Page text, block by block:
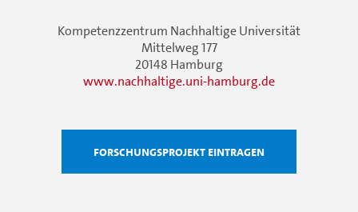
Kompetenzzentrum Nachhaltige Universität
Mittelweg 177
20148 Hamburg
www.nachhaltige.uni-hamburg.de
Forschungsprojekt eintragen